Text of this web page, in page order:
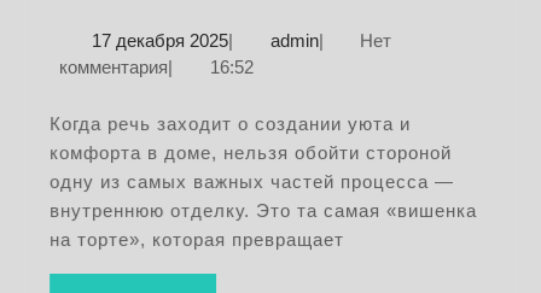
дома:
уюта
и
комфорта
своими
17 декабря 202517
декабря
| adminadmin
|
Нет
комментария| 16:52
Когда речь заходит о создании уюта и
комфорта в доме, нельзя обойти стороной
одну из самых важных частей процесса —
внутреннюю отделку. Это та самая «вишенка
на торте», которая превращает